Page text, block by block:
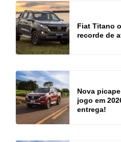
Fiat Titano
recorde de
Nova
jogo em
entrega!